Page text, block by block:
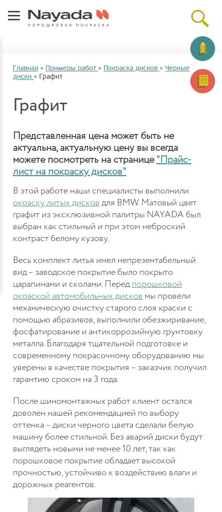
Главная > Примеры работ > Покраска дисков > Черные
диски > Графит
Графит
Представленная цена может быть не
актуальна, актуальную цену вы всегда
можете посмотреть на странице "Прайс-
лист на покраску дисков"
В этой работе наши специалисты выполнили
окраску литых дисков для BMW. Матовый цвет
графит из эксклюзивной палитры NAYADA был
выбран как стильный и при этом неброский
контраст белому кузову.
Весь комплект литья имел непрезентабельный
вид – заводское покрытие было покрыто
царапинами и сколами. Перед порошковой
окраской автомобильных дисков мы провели
механическую очистку старого слоя краски с
помощью абразивов, выполнили обезжиривание,
фосфатирование и антикоррозийную грунтовку
металла. Благодаря тщательной подготовке и
современному покрасочному оборудованию мы
уверены в качестве покрытия – заказчик получил
гарантию сроком на 3 года.
После шиномонтажных работ клиент остался
доволен нашей рекомендацией по выбору
оттенка – диски черного цвета сделали белую
машину более стильной. Без аварий диски будут
выглядеть новыми не менее 10 лет, так как
порошковое покрытие обладает высокой
прочностью, устойчиво к воздействию влаги и
дорожных реагентов.